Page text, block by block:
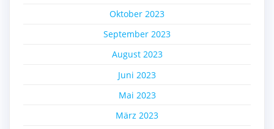
Oktober 2023
September 2023
August 2023
Juni 2023
Mai 2023
März 2023